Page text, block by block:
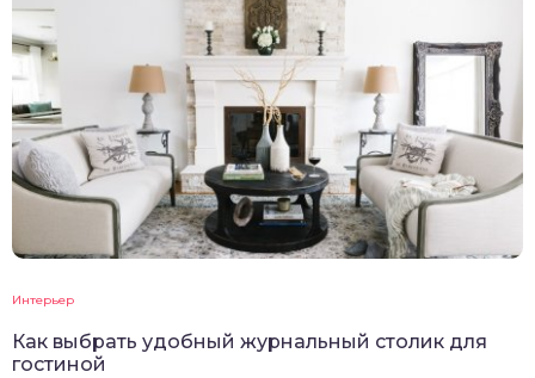
Интерьер
Как выбрать удобный журнальный столик для
гостиной